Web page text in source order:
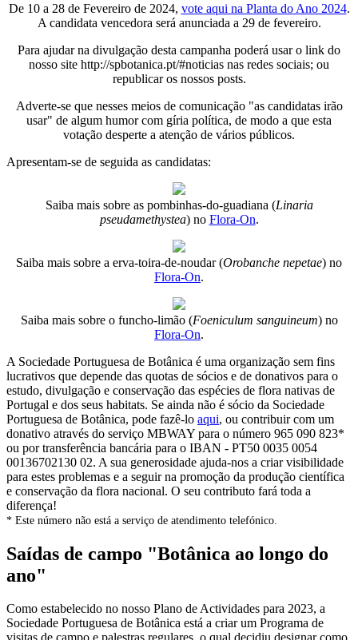
De 10 a 28 de Fevereiro de 2024, vote aqui na Planta do Ano 2024.
A candidata vencedora será anunciada a 29 de fevereiro.
Para ajudar na divulgação desta campanha poderá usar o link do
nosso site http://spbotanica.pt/#noticias nas redes sociais; ou
republicar os nossos posts.
Adverte-se que nesses meios de comunicação "as candidatas irão
usar" de algum humor com gíria política, de modo a que esta
votação desperte a atenção de vários públicos.
Apresentam-se de seguida as candidatas:
Saiba mais sobre as pombinhas-do-guadiana (Linaria
pseudamethystea) no Flora-On.
Saiba mais sobre a erva-toira-de-noudar (Orobanche nepetae) no
Flora-On.
Saiba mais sobre o funcho-limão (Foeniculum sanguineum) no
Flora-On.
A Sociedade Portuguesa de Botânica é uma organização sem fins
lucrativos que depende das quotas de sócios e de donativos para o
estudo, divulgação e conservação das espécies de flora nativas de
Portugal e dos seus habitats. Se ainda não é sócio da Sociedade
Portuguesa de Botânica, pode fazê-lo aqui, ou contribuir com um
donativo através do serviço MBWAY para o número 965 090 823*
ou por transferência bancária para o IBAN - PT50 0035 0054
00136702130 02. A sua generosidade ajuda-nos a criar visibilidade
para estes problemas e a seguir na promoção da produção científica
e conservação da flora nacional. O seu contributo fará toda a
diferença!
* Este número não está a serviço de atendimento telefónico.
Saídas de campo "Botânica ao longo do
ano"
Como estabelecido no nosso Plano de Actividades para 2023, a
Sociedade Portuguesa de Botânica está a criar um Programa de